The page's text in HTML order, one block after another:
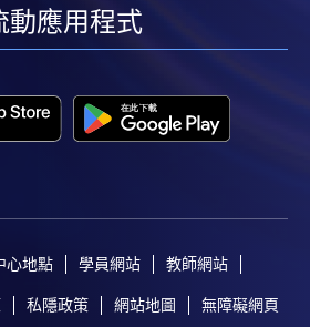
linkedin
動應用程式
心地點 學員網站 教師網站
私隱政策 網站地圖 無障礙網頁